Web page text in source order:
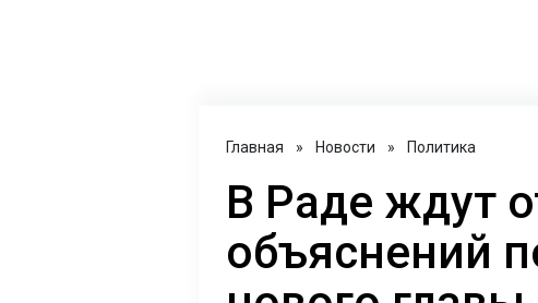
Главная » Новости » Политика
В Раде ждут
объяснений